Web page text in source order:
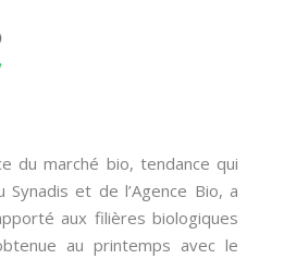
du marché bio, tendance qui
et de l’Agence Bio, a
aux filières biologiques
au printemps avec le